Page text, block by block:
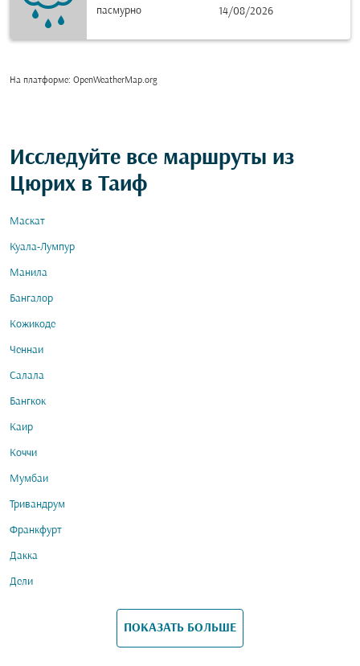
пасмурно
14/08/2026
На платформе: OpenWeatherMap.org
Исследуйте все маршруты из
Цюрих в Таиф
Маскат
Куала-Лумпур
Манила
Бангалор
Кожикоде
Ченнаи
Салала
Бангкок
Каир
Коччи
Мумбаи
Тривандрум
Франкфурт
Дакка
Дели
ПОКАЗАТЬ БОЛЬШЕ